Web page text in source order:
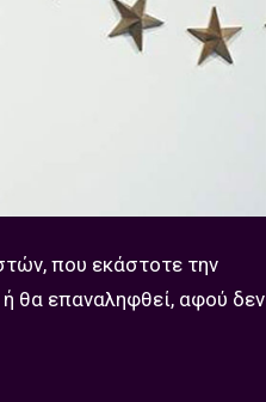
που εκάστοτε την
ή θα επαναληφθεί, αφού δεν